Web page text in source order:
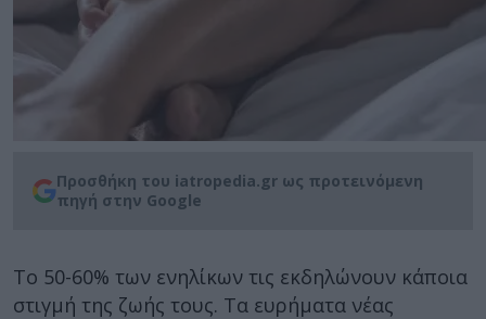
Προσθήκη του iatropedia.gr ως προτεινόμενη
πηγή στην Google
Το 50-60% των ενηλίκων τις εκδηλώνουν κάποια
στιγμή της ζωής τους. Τα ευρήματα νέας